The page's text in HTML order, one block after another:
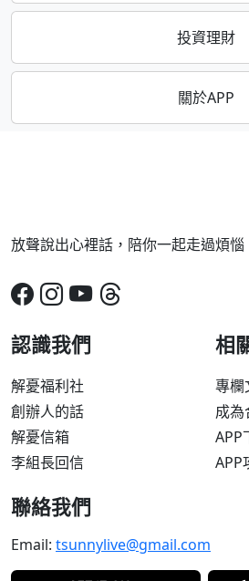
投資理財
關於APP
放聲說出心裡話，陪你一起走過煩惱
認識我們
解憂福利社
創辦人的話
解憂信箱
李組長回信
相
專欄
成為
APP
APP
聯絡我們
Email: tsunnylive@gmail.com